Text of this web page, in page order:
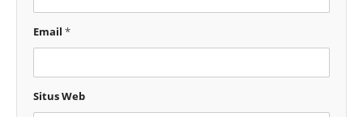
Email *
Situs Web